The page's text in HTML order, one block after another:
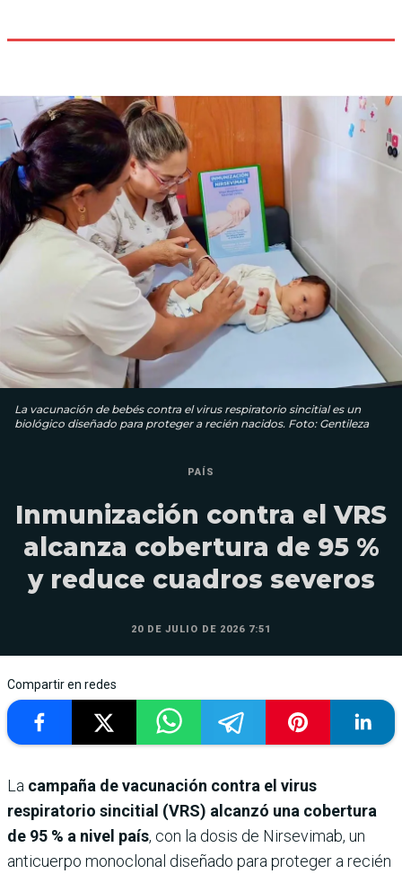
La vacunación de bebés contra el virus respiratorio sincitial es un
biológico diseñado para proteger a recién nacidos. Foto: Gentileza
PAÍS
Inmunización contra el VRS
alcanza cobertura de 95 %
y reduce cuadros severos
20 DE JULIO DE 2026 7:51
Compartir en redes
La campaña de vacunación contra el virus
respiratorio sincitial (VRS) alcanzó una cobertura
de 95 % a nivel país, con la dosis de Nirsevimab, un
anticuerpo monoclonal diseñado para proteger a recién